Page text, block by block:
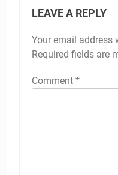
LEAVE A REPLY
Your email address
Required fields are
Comment *